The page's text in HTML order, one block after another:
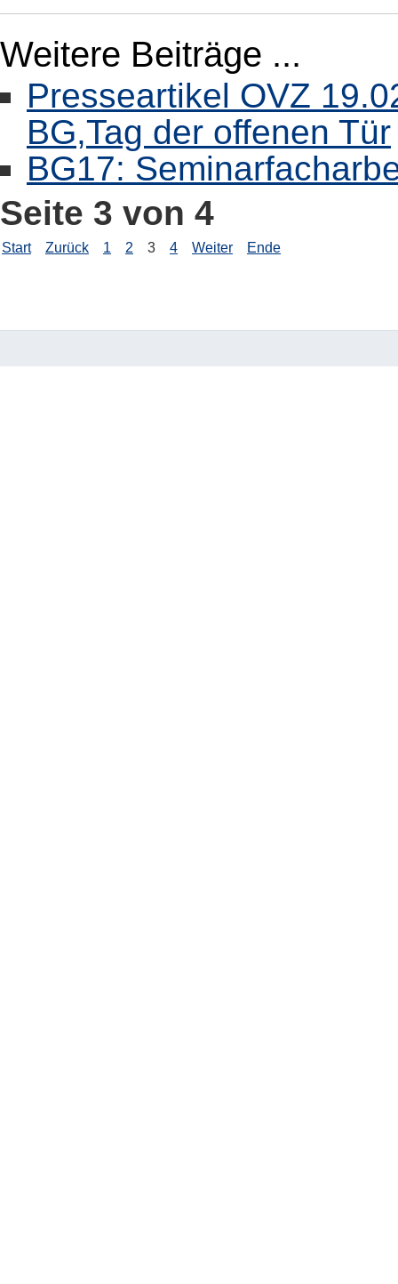
Weitere Beiträge ...
Presseartikel OVZ
BG,Tag der offenen Tür
BG17:
Seite 3 von 4
Start Zurück 1 2 3 4 Weiter Ende